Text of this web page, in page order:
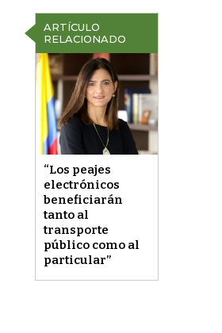
ARTÍCULO
RELACIONADO
“Los peajes
electrónicos
beneficiarán
tanto al
transporte
público como al
particular”